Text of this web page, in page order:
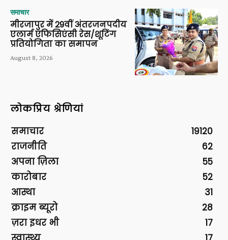
समाचार
मीरजापुर में 29वीं अंतरजनपदीय
एलार्म एफिसिएंसी रेस/शूटिंग
प्रतियोगिता का समापन
August 8, 2026
लोकप्रिय श्रेणियां
समाचार
19120
राजनीति
62
अपना ज़िला
55
कारोबार
52
आस्था
31
क्राइम ब्यूरो
28
ज़रा इधर भी
17